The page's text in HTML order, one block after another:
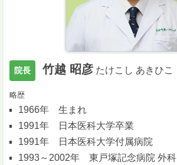
院長 竹越 昭彦 たけこし あきひこ
略歴
1966年 生まれ
1991年 日本医科大学卒業
1991年 日本医科大学付属病院
1993～2002年 東戸塚記念病院 外科